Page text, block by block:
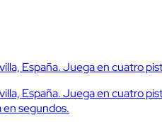
España. Juega en cuatro
España. Juega en cuatro
segundos.